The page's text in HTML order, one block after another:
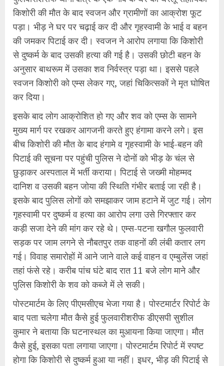
किशोरी की मौत के बाद स्वजन और ग्रामीणों का आक्रोश फूट
पड़ा। भीड़ ने घर पर चढ़ाई कर दी और गृहस्वामी के भाई व बहन
की जमकर पिटाई कर दी। स्वजन ने आरोप लगाया कि किशोरी
से दुष्कर्म के बाद उसकी हत्या की गई है। उसकी छोटी बहन के
अनुसार बाथरूम में उसका शव निर्वस्त्र पड़ा था। इससे पहले
स्वजन किशोरी को एम्स लेकर गए, जहां चिकित्सकों ने मृत घोषित
कर दिया।
इसके बाद लोग आक्रोशित हो गए और शव को एम्स के सामने
मुख्य मार्ग पर रखकर आगजनी करते हुए हंगामा करने लगे। इस
बीच किशोरी की मौत के बाद हंगामे व गृहस्वामी के भाई-बहन की
पिटाई की सूचना पर पहुंची पुलिस ने दोनों को भीड़ के चंल से
छुड़ाकर अस्पताल में भर्ती कराया। पिटाई से जख्मी मोहम्मद
दानिश व उसकी बहन जोया की स्थिति गंभीर बताई जा रही है।
इसके बाद पुलिस लोगों को समझाकर जाम हटाने में जुट गई। लोग
गृहस्वामी पर दुष्कर्म व हत्या का आरोप लगा उसे गिरफ्तार कर
कड़ी सजा देने की मांग कर रहे थे। एम्स-पटना खगौल फुलवारी
सड़क पर जाम लगने से नौबतपुर तक वाहनों की लंबी कतार लग
गई। विवाह समारोहों में आने जाने वाले कई वाहन व एम्बुलेंस जहां
तहां फंसे रहे। करीब पांच घंटे बाद रात 11 बजे लोग माने और
पुलिस किशोरी के शव को कब्जे में ले सकी।
पोस्टमार्टम के लिए पीएमसीएच भेजा गया है। पोस्टमार्टर रिपोर्ट के
बाद पता चलेगा मौत कैसे हुई फुलवारीशरीफ डीएसपी सुशील
कुमार ने बताया कि घटनास्थल का मुआयना किया जाएगा। मौत
कैसे हुई, इसका पता लगाया जाएगा। पोस्टमार्टम रिपोर्ट में स्पष्ट
होगा कि किशोरी से दुष्कर्म हुआ या नहीं। इधर, भीड़ की पिटाई से